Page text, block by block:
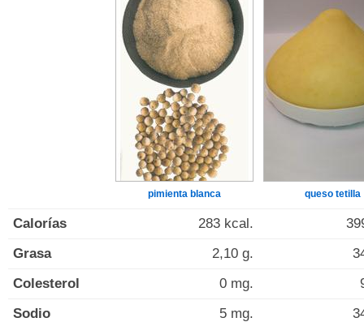
pimienta blanca queso tetilla
Calorías 283 kcal.
Grasa
2,10 g.
Colesterol
0 mg.
Sodio
5 mg.